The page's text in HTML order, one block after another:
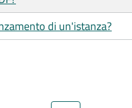
di un'istanza?